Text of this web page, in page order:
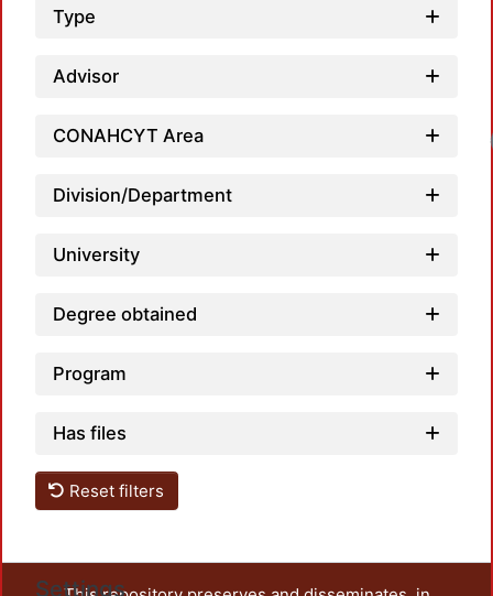
Type
Advisor
CONAHCYT Area
Division/Department
University
Degree obtained
Program
Has files
Reset filters
Settings